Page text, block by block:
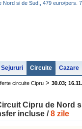
si de Sud,, 479 euro/pers.
Sejururi Circuite Cazare
circuite Cipru > 30.03;
Cipru de Nord
incluse /8 zile